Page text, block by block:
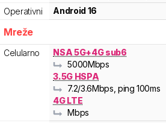
Operativni
Android 16
Mreže
Celularno
NSA 5G+4G sub6
5000Mbps
3.5G HSPA
7.2/3.6Mbps , ping 100ms
4G LTE
Mbps